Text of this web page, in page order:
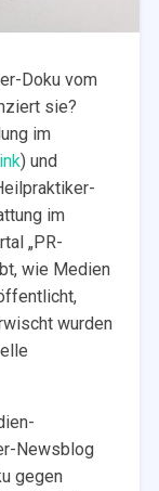
Doku vom
sie?
im
) und
im
„PR-
wie Medien
wurden
Newsblog
gegen